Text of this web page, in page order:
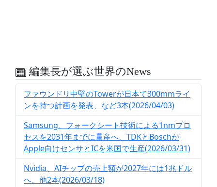
編集長が選ぶ世界のNews
ファウンドリ中堅のTowerが日本で300mmライ
ンを持つ計画を発表、など3本(2026/04/03)
Samsung、フォークシート技術による1nmプロ
セスを2031年までに量産へ、TDKとBoschが
Apple向けセンサとICを米国で生産(2026/03/31)
Nvidia、AIチップの売上額が2027年には1兆ドル
へ、他2本(2026/03/18)